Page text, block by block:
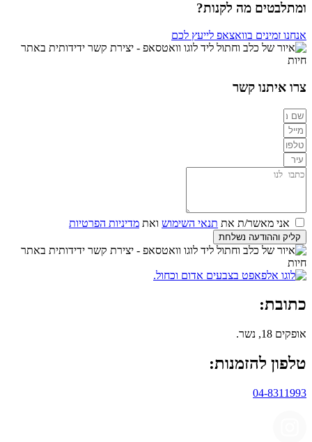
ומתלבטים מה לקנות?
אנחנו זמינים בוואצאפ לייעץ לכם
צרו איתנו קשר
אני מאשר/ת את תנאי השימוש ואת מדיניות הפרטיות
קליק וההודעה נשלחת
כתובת:
אופקים 18, נשר.
טלפון להזמנות:
04-8311993